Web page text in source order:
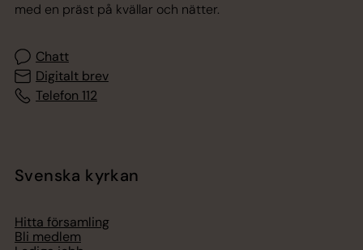
med en präst på kvällar och nätter.
Chatt
Digitalt brev
Telefon 112
Svenska kyrkan
Hitta församling
Bli medlem